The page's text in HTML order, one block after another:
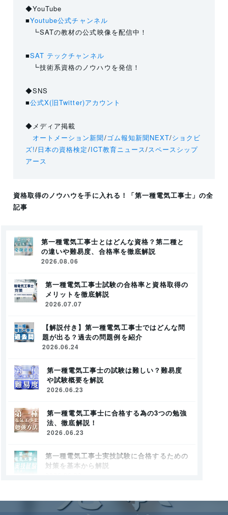
◆YouTube
■Youtube公式チャンネル
┗SATの教材の公式映像を配信中！
■SAT テックチャンネル
┗技術系資格のノウハウを発信！
◆SNS
■公式X(旧Twitter)アカウント
◆メディア掲載
オートメーション新聞/ゴム報知新聞NEXT/ショクビ
ズ!/日本の資格検定/ICT教育ニュース/スペースシップ
アース
資格取得のノウハウを手に入れる！ 「第一種電気工事士」の全
記事
第一種電気工事士とはどんな資格？第二種と
の違いや難易度、合格率を徹底解説
2026.08.06
第一種電気工事士試験の合格率と資格取得の
メリットを徹底解説
2026.07.07
【解説付き】第一種電気工事士ではどんな問
題が出る？過去の問題例を紹介
2026.06.24
第一種電気工事士の試験は難しい？難易度
や試験概要を解説
2026.06.23
第一種電気工事士に合格する為の3つの勉強
法、徹底解説！
2026.06.23
第一種電気工事士実技試験に合格するための
対策を基本から解説
第一種電気工事士のテキストはどれがい
い？選び方も解説